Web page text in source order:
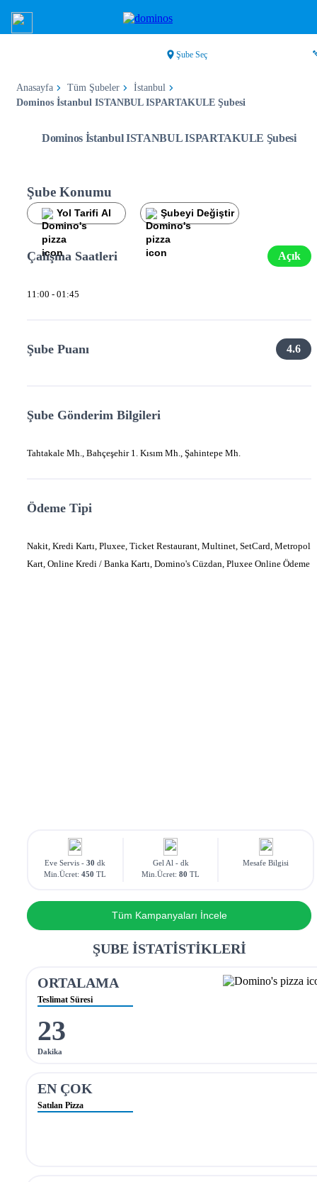
Şube Seç
Anasayfa Tüm Şubeler
İstanbul
Dominos İstanbul ISTANBUL ISPARTAKULE Şubesi
Dominos İstanbul ISTANBUL ISPARTAKULE Şubesi
Şube Konumu
Yol Tarifi Al Şubeyi Değiştir
Çalışma Saatleri Açık
11:00 - 01:45
Şube Puanı 4.6
Şube Gönderim Bilgileri
Tahtakale Mh., Bahçeşehir 1. Kısım Mh., Şahintepe Mh.
Ödeme Tipi
Nakit, Kredi Kartı, Pluxee, Ticket Restaurant, Multinet, SetCard, Metropol
Kart, Online Kredi / Banka Kartı, Domino's Cüzdan, Pluxee Online Ödeme
Eve Servis -30 dk
Min.Ücret:450 TL
Gel Al - dk
Min.Ücret: 80 TL
Mesafe Bilgisi
Tüm Kampanyaları İncele
ŞUBE İSTATİSTİKLERİ
ORTALAMA
Teslimat Süresi
23
Dakika
EN ÇOK
Satılan Pizza